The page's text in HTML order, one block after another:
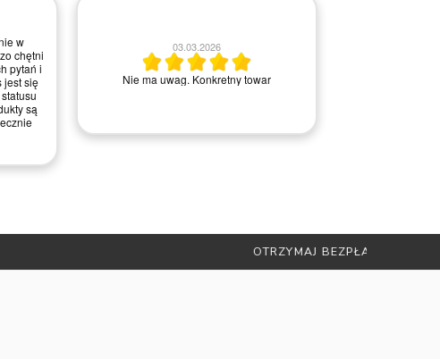
w
chętni
pytań i
jest się
są
03.03.2026
Nie ma uwag. Konkretny towar